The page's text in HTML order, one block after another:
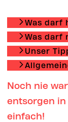
Was darf
Was darf
Unser
Noch nie
entsorgen
einfach!